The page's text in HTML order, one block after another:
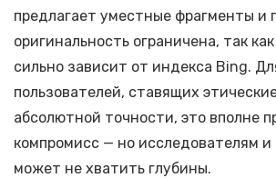
предлагает уместные фрагменты и
оригинальность ограничена, так
сильно зависит от индекса Bing.
пользователей, ставящих
абсолютной точности, это вполне
компромисс — но исследователям
может не хватить глубины.